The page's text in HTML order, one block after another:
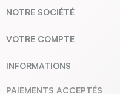
NOTRE SOCIÉTÉ
VOTRE COMPTE
INFORMATIONS
PAIEMENTS ACCEPTÉS